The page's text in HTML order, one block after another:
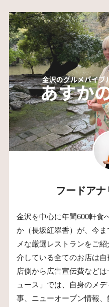
フードア
金沢を中心に年間600軒食
か（長坂紅翠香）が、今
メな厳選レストランをご
介している全てのお店は
店側から広告宣伝費など
ュース」では、自身のメ
事、ニューオープン情報